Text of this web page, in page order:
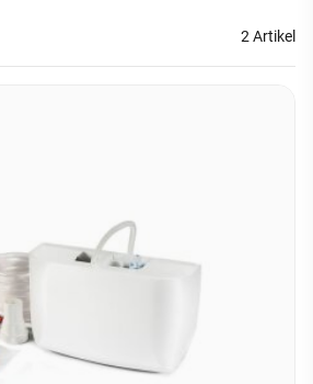
2 Artikel